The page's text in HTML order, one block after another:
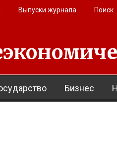
Выпуски журнала Поиск
Бизнес